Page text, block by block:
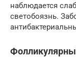
наблюдается
светобоязнь.